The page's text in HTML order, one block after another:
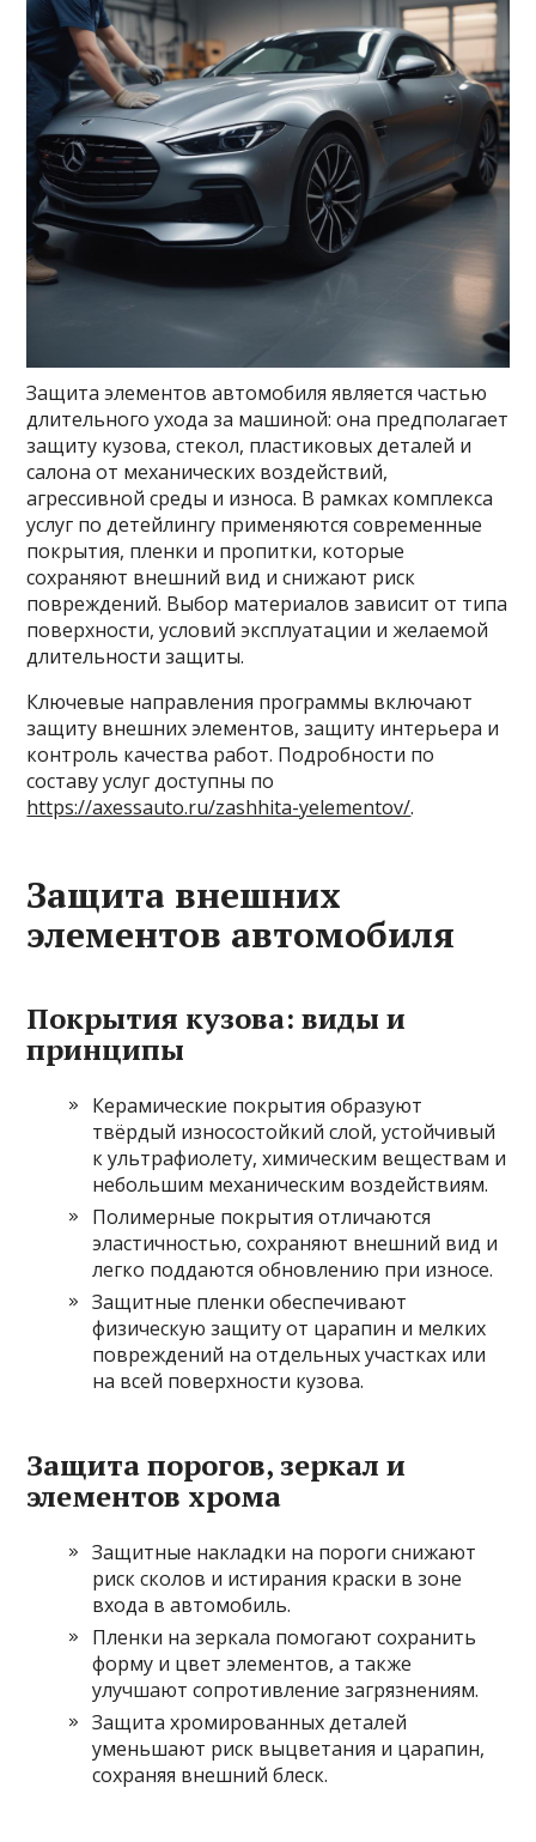
Защита элементов автомобиля является частью
длительного ухода за машиной: она предполагает
защиту кузова, стекол, пластиковых деталей и
салона от механических воздействий,
агрессивной среды и износа. В рамках комплекса
услуг по детейлингу применяются современные
покрытия, пленки и пропитки, которые
сохраняют внешний вид и снижают риск
повреждений. Выбор материалов зависит от типа
поверхности, условий эксплуатации и желаемой
длительности защиты.
Ключевые направления программы включают
защиту внешних элементов, защиту интерьера и
контроль качества работ. Подробности по
составу услуг доступны по
https://axessauto.ru/zashhita-yelementov/.
Защита внешних
элементов автомобиля
Покрытия кузова: виды и
принципы
Керамические покрытия образуют
твёрдый износостойкий слой, устойчивый
к ультрафиолету, химическим веществам и
небольшим механическим воздействиям.
Полимерные покрытия отличаются
эластичностью, сохраняют внешний вид и
легко поддаются обновлению при износе.
Защитные пленки обеспечивают
физическую защиту от царапин и мелких
повреждений на отдельных участках или
на всей поверхности кузова.
Защита порогов, зеркал и
элементов хрома
Защитные накладки на пороги снижают
риск сколов и истирания краски в зоне
входа в автомобиль.
Пленки на зеркала помогают сохранить
форму и цвет элементов, а также
улучшают сопротивление загрязнениям.
Защита хромированных деталей
уменьшают риск выцветания и царапин,
сохраняя внешний блеск.